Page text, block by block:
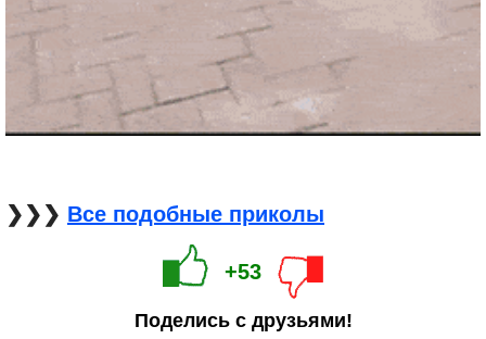
❯❯❯ Все подобные приколы
+53
Поделись с друзьями!